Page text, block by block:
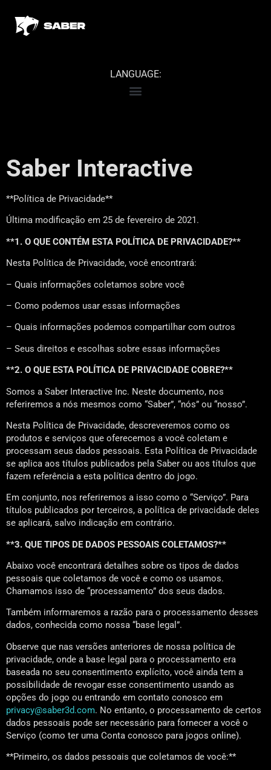
LANGUAGE:
Saber Interactive
**Política de Privacidade**
Última modificação em 25 de fevereiro de 2021.
**1. O QUE CONTÉM ESTA POLÍTICA DE PRIVACIDADE?**
Nesta Política de Privacidade, você encontrará:
– Quais informações coletamos sobre você
– Como podemos usar essas informações
– Quais informações podemos compartilhar com outros
– Seus direitos e escolhas sobre essas informações
**2. O QUE ESTA POLÍTICA DE PRIVACIDADE COBRE?**
Somos a Saber Interactive Inc. Neste documento, nos
referiremos a nós mesmos como “Saber”, “nós” ou “nosso”.
Nesta Política de Privacidade, descreveremos como os
produtos e serviços que oferecemos a você coletam e
processam seus dados pessoais. Esta Política de Privacidade
se aplica aos títulos publicados pela Saber ou aos títulos que
fazem referência a esta política dentro do jogo.
Em conjunto, nos referiremos a isso como o “Serviço”. Para
títulos publicados por terceiros, a política de privacidade deles
se aplicará, salvo indicação em contrário.
**3. QUE TIPOS DE DADOS PESSOAIS COLETAMOS?**
Abaixo você encontrará detalhes sobre os tipos de dados
pessoais que coletamos de você e como os usamos.
Chamamos isso de “processamento” dos seus dados.
Também informaremos a razão para o processamento desses
dados, conhecida como nossa “base legal”.
Observe que nas versões anteriores de nossa política de
privacidade, onde a base legal para o processamento era
baseada no seu consentimento explícito, você ainda tem a
possibilidade de revogar esse consentimento usando as
opções do jogo ou entrando em contato conosco em
privacy@saber3d.com. No entanto, o processamento de certos
dados pessoais pode ser necessário para fornecer a você o
Serviço (como ter uma Conta conosco para jogos online).
**Primeiro, os dados pessoais que coletamos de você:**